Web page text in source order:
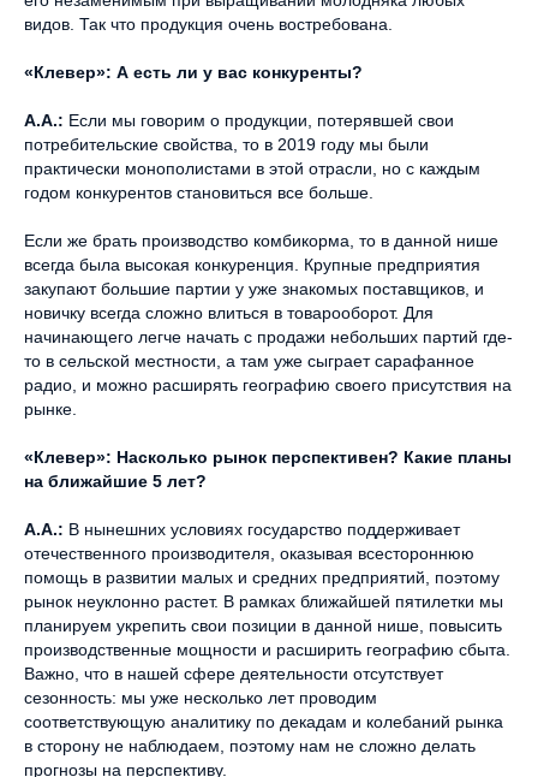
видов. Так что продукция очень востребована.
«Клевер»: А есть ли у вас конкуренты?
А.А.: Если мы говорим о продукции, потерявшей свои
потребительские свойства, то в 2019 году мы были
практически монополистами в этой отрасли, но с каждым
годом конкурентов становиться все больше.
Если же брать производство комбикорма, то в данной нише
всегда была высокая конкуренция. Крупные предприятия
закупают большие партии у уже знакомых поставщиков, и
новичку всегда сложно влиться в товарооборот. Для
начинающего легче начать с продажи небольших партий где-
то в сельской местности, а там уже сыграет сарафанное
радио, и можно расширять географию своего присутствия на
рынке.
«Клевер»: Насколько рынок перспективен? Какие планы
на ближайшие 5 лет?
А.А.: В нынешних условиях государство поддерживает
отечественного производителя, оказывая всестороннюю
помощь в развитии малых и средних предприятий, поэтому
рынок неуклонно растет. В рамках ближайшей пятилетки мы
планируем укрепить свои позиции в данной нише, повысить
производственные мощности и расширить географию сбыта.
Важно, что в нашей сфере деятельности отсутствует
сезонность: мы уже несколько лет проводим
соответствующую аналитику по декадам и колебаний рынка
в сторону не наблюдаем, поэтому нам не сложно делать
прогнозы на перспективу.